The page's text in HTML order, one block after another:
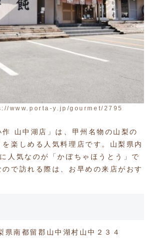
www.porta-y.jp/gourmet/2795
作 山中湖店」は、甲州名物の山梨の
楽しめる人気料理店です。山梨県内
人気なのが「かぼちゃほうとう」で
で訪れる際は、お早めの来店がおす
南都留郡山中湖村山中２３４